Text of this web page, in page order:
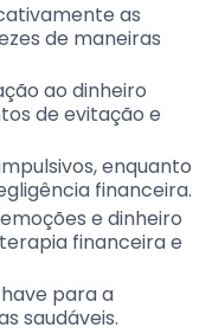
as
de maneiras
ao dinheiro
de evitação e
enquanto
financeira.
e dinheiro
financeira e
para a
saudáveis.